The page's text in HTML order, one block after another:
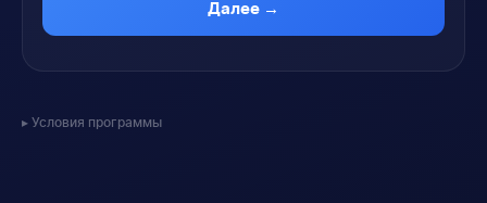
Далее →
Условия программы